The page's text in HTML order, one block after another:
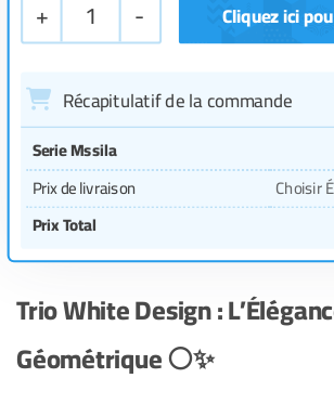
+ 1 -
Récapitulatif de la commande
Serie Mssila
Prix de livraison Choisir
Prix Total
Trio White Design :
Géométrique ⚪✨